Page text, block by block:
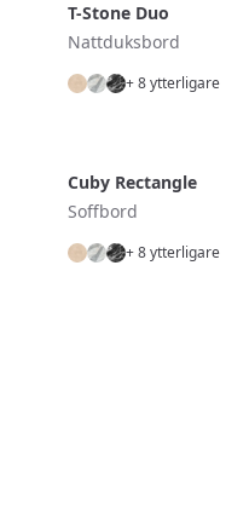
T-Stone Duo
Nattduksbord
+ 8 ytterligare
Cuby Rectangle
Soffbord
+ 8 ytterligare